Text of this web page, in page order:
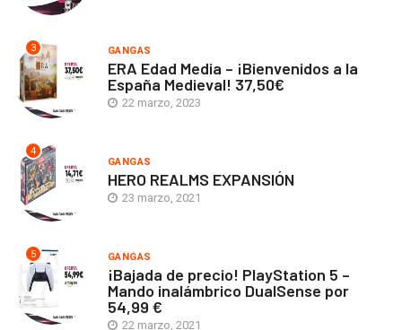
3 GANGAS
ERA Edad Media – ¡Bienvenidos a la
España Medieval! 37,50€
22 marzo, 2023
4
GANGAS
HERO REALMS EXPANSIÓN
23 marzo, 2021
5 GANGAS
¡Bajada de precio! PlayStation 5 –
Mando inalámbrico DualSense por
54,99 €
22 marzo, 2021